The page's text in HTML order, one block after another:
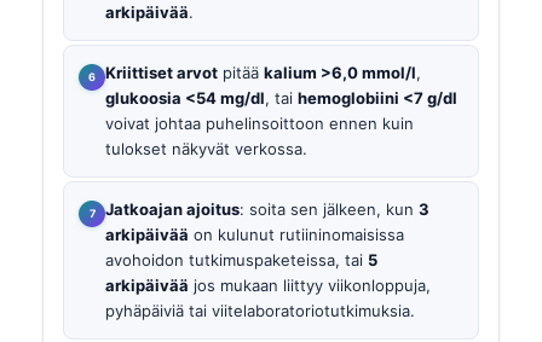
arkipäivää.
Kriittiset arvot pitää kalium >6,0 mmol/l,
glukoosia <54 mg/dl, tai hemoglobiini <7 g/dl
voivat johtaa puhelinsoittoon ennen kuin
tulokset näkyvät verkossa.
Jatkoajan ajoitus: soita sen jälkeen, kun 3
arkipäivää on kulunut rutiininomaisissa
avohoidon tutkimuspaketeissa, tai 5
arkipäivää jos mukaan liittyy viikonloppuja,
pyhäpäiviä tai viitelaboratoriotutkimuksia.